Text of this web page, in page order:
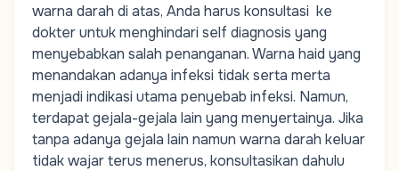
warna darah di atas, Anda harus konsultasi ke
dokter untuk menghindari self diagnosis yang
menyebabkan salah penanganan. Warna haid yang
menandakan adanya infeksi tidak serta merta
menjadi indikasi utama penyebab infeksi. Namun,
terdapat gejala-gejala lain yang menyertainya. Jika
tanpa adanya gejala lain namun warna darah keluar
tidak wajar terus menerus, konsultasikan dahulu